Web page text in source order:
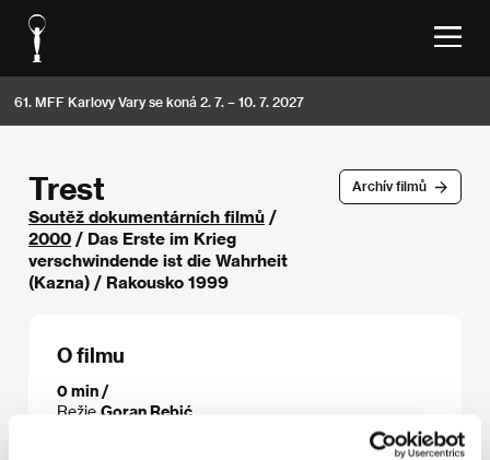
61. MFF Karlovy Vary se koná 2. 7. – 10. 7. 2027
Archív filmů
Trest
Soutěž dokumentárních filmů /
2000 / Das Erste im Krieg
verschwindende ist die Wahrheit
(Kazna) / Rakousko 1999
O filmu
0 min /
Režie Goran Rebić